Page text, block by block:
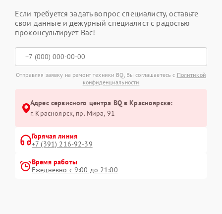
Если требуется задать вопрос специалисту, оставьте
свои данные и дежурный специалист с радостью
проконсультирует Вас!
Отправляя заявку на ремонт техники BQ, Вы соглашаетесь с Политикой
конфиденциальности
Адрес сервисного центра BQ в Красноярске:
г. Красноярск, ​пр. Мира, 91
Горячая линия
+7 (391) 216-92-39
Время работы
Ежедневно с 9:00 до 21:00